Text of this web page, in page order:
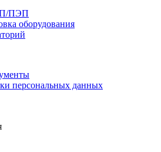
ПЭП
оборудования
персональных данных